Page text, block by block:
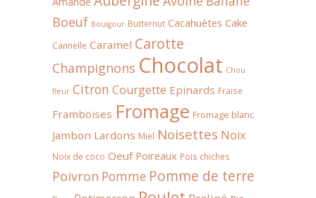
Boeuf Boulgour Butternut Cacahuètes Cake
Cannelle Caramel Carotte
Champignons Chocolat Chou
fleur Citron Courgette Epinards Fraise
Framboises Fromage Fromage blanc
Jambon Lardons Miel Noisettes Noix
Noix de coco Oeuf Poireaux Pois chiches
Poivron Pomme Pomme de terre